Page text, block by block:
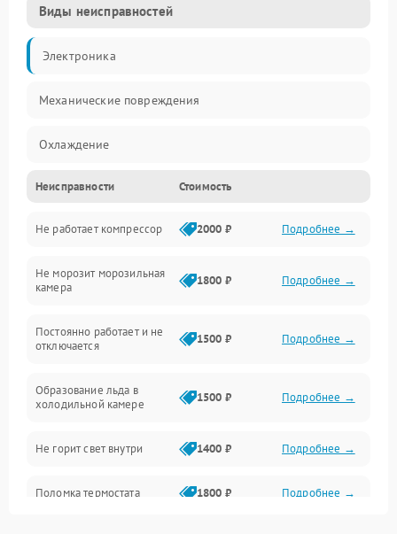
Виды неисправностей
Электроника
Механические повреждения
Охлаждение
Механика
Электропитание
Дренаж
Неисправности Стоимость
Не работает компрессор 2000 ₽ Подробнее →
Не морозит морозильная
камера
1800 ₽ Подробнее →
Постоянно работает и не
отключается
1500 ₽ Подробнее →
Образование льда в
холодильной камере
1500 ₽ Подробнее →
Не горит свет внутри 1400 ₽ Подробнее →
Поломка термостата 1800 ₽ Подробнее →